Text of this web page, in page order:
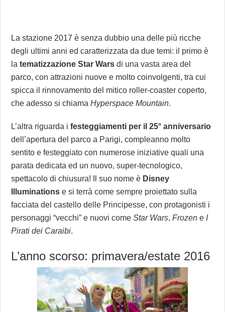
La stazione 2017 è senza dubbio una delle più ricche
degli ultimi anni ed caratterizzata da due temi: il primo è
latematizzazione Star Wars di una vasta area del
parco, con attrazioni nuove e molto coinvolgenti, tra cui
spicca il rinnovamento del mitico roller-coaster coperto,
che adesso si chiamaHyperspace Mountain.
L’altra riguarda ifesteggiamenti per il 25° anniversario
dell’apertura del parco a Parigi, compleanno molto
sentito e festeggiato con numerose iniziative quali una
parata dedicata ed un nuovo, super-tecnologico,
spettacolo di chiusura! Il suo nome è Disney
Illuminations e si terrà come sempre proiettato sulla
facciata del castello delle Principesse, con protagonisti i
personaggi “vecchi” e nuovi comeStar Wars,Frozen e I
Pirati dei Caraibi.
L’anno scorso: primavera/estate 2016